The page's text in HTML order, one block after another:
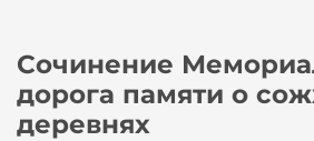
Сочинение
дорога памяти о
деревнях